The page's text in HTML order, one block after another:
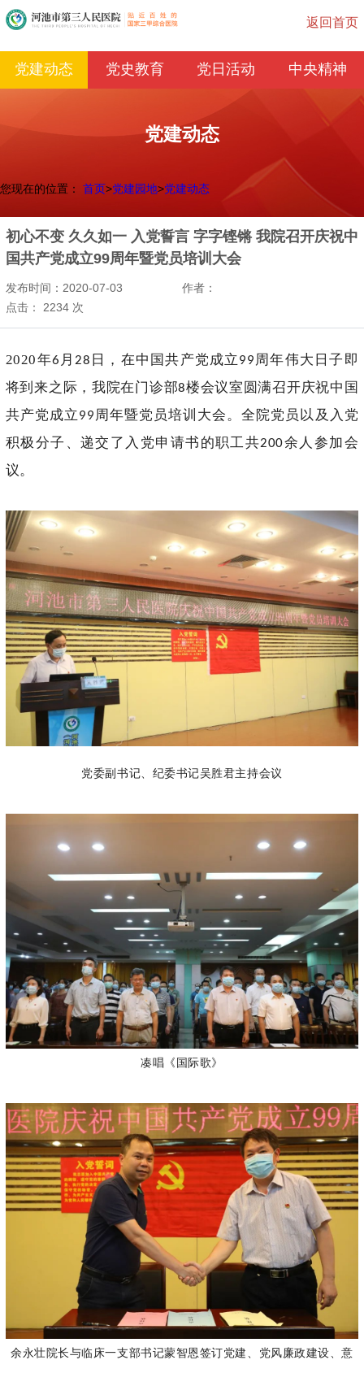
返回首页
党建动态 党史教育 党日活动 中央精神
党建动态
您现在的位置： 首页>党建园地>党建动态
初心不变 久久如一 入党誓言 字字铿锵 我院召开庆祝中
国共产党成立99周年暨党员培训大会
发布时间：2020-07-03
作者：
点击： 2234次
2020年6 月28 日，在中国共产党成立99 周年伟大日子即
将到来之际，我院在门诊部8楼会议室圆满召开庆祝中国
共产党成立99 周年暨党员培训大会。全院党员以及入党
积极分子、递交了入党申请书的职工共200余人参加会
议。
党委副书记、纪委书记吴胜君主持会议
凑唱《国际歌》
余永壮院长与临床一支部书记蒙智恩签订党建、党风廉政建设、意